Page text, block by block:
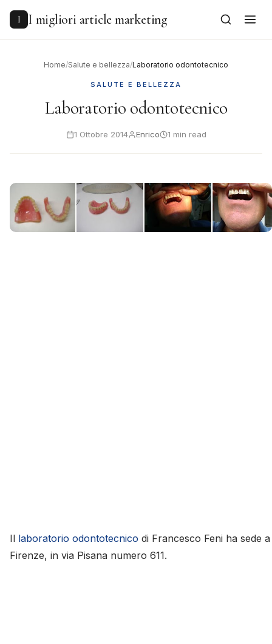
content
I I migliori article marketing
Home/Salute e bellezza/Laboratorio odontotecnico
SALUTE E BELLEZZA
Laboratorio odontotecnico
1 Ottobre 2014 Enrico 1 min read
Il laboratorio odontotecnico di Francesco Feni ha sede a
Firenze, in via Pisana numero 611.